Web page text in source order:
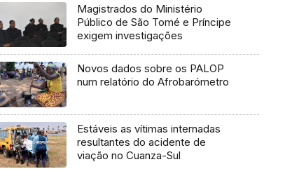
Magistrados do Ministério
Público de São Tomé e Príncipe
exigem investigações
Novos dados sobre os PALOP
num relatório do Afrobarómetro
Estáveis as vítimas internadas
resultantes do acidente de
viação no Cuanza-Sul